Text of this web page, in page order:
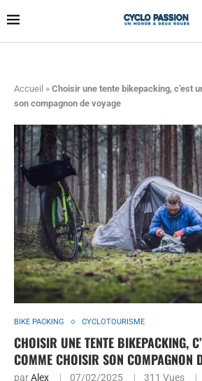
Accueil » Choisir une tente bikepacking, c’est
son compagnon de voyage
BIKE PACKING CYCLOTOURISME
CHOISIR UNE TENTE BIKEPACKING,
COMME CHOISIR SON COMPAGNON
parAlex 07/02/2025 311 Vues